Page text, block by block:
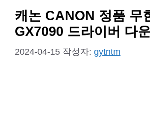
캐논 CANON 정품 무
GX7090 드라이버 다
2024-04-15 작성자: gytntm